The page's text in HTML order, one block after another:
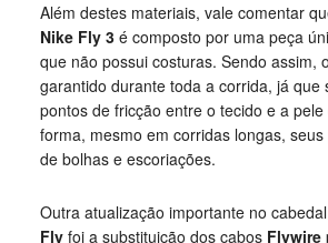
Além destes materiais, vale comentar
Nike Fly 3 é composto por uma peça
que não possui costuras. Sendo assim,
garantido durante toda a corrida, já que
pontos de fricção entre o tecido e a
forma, mesmo em corridas longas,
de bolhas e escoriações.
Outra atualização importante no
Fly foi a substituição dos cabos Flywire